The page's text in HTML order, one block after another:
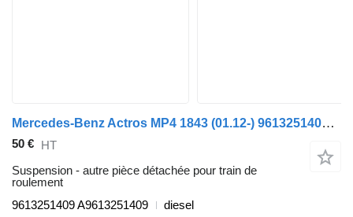
Mercedes-Benz Actros MP4 1843 (01.12-) 9613251409 pour tracteur routier Mercedes-Benz Actros MP4 Antos Arocs (2012-)
50 € HT
Suspension - autre pièce détachée pour train de
roulement
9613251409 A9613251409
diesel